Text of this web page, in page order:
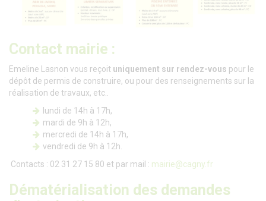
Contact mairie :
Emeline Lasnon vous reçoit uniquement sur rendez-vous pour le
dépôt de permis de construire, ou pour des renseignements sur la
réalisation de travaux, etc..
lundi de 14h à 17h,
mardi de 9h à 12h,
mercredi de 14h à 17h,
vendredi de 9h à 12h.
Contacts : 02 31 27 15 80 et par mail : mairie@cagny.fr
Dématérialisation des demandes